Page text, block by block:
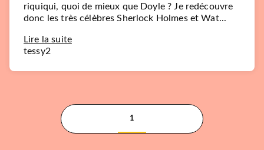
riquiqui, quoi de mieux que Doyle ? Je redécouvre
donc les très célèbres Sherlock Holmes et Wat...
Lire la suite
tessy2
1